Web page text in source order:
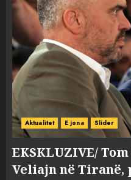
Aktualitet E jona Slider
EKSKLUZIVE/
Veliajn në Tiranë,